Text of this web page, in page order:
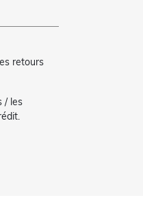
retours
/ les